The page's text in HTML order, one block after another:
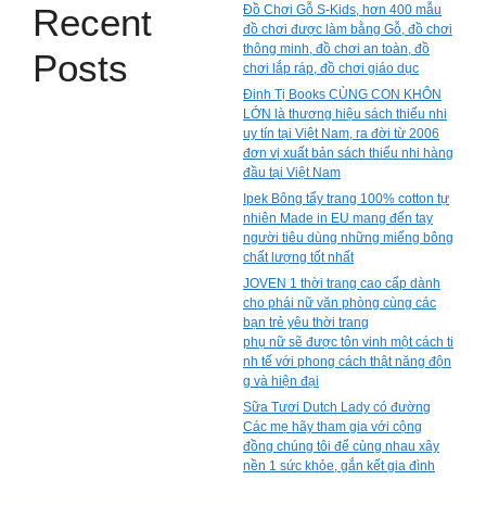
Recent
Posts
Đồ Chơi Gỗ S-Kids, hơn 400 mẫu
đồ chơi được làm bằng Gỗ, đồ chơi
thông minh, đồ chơi an toàn, đồ
chơi lắp ráp, đồ chơi giáo dục
Đinh Tị Books CÙNG CON KHÔN
LỚN là thương hiệu sách thiếu nhi
uy tín tại Việt Nam, ra đời từ 2006
đơn vị xuất bản sách thiếu nhi hàng
đầu tại Việt Nam
Ipek Bông tẩy trang 100% cotton tự
nhiên Made in EU mang đến tay
người tiêu dùng những miếng bông
chất lượng tốt nhất
JOVEN 1 thời trang cao cấp dành
cho phái nữ văn phòng cùng các
bạn trẻ yêu thời trang
phụ nữ sẽ được tôn vinh một cách ti
nh tế với phong cách thật năng độn
g và hiện đại
Sữa Tươi Dutch Lady có đường
Các mẹ hãy tham gia với cộng
đồng chúng tôi để cùng nhau xây
nền 1 sức khỏe, gắn kết gia đình